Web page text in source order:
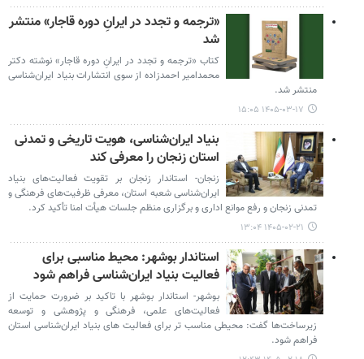
«ترجمه و تجدد در ایرانِ دوره قاجار» منتشر
شد
کتاب «ترجمه و تجدد در ایرانِ دوره قاجار» نوشته دکتر
محمدامیر احمدزاده از سوی انتشارات بنیاد ایران‌شناسی
منتشر شد.
۱۴۰۵-۰۳-۱۷ ۱۵:۰۵
بنیاد ایران‌شناسی، هویت تاریخی و تمدنی
استان زنجان را معرفی کند
زنجان- استاندار زنجان بر تقویت فعالیت‌های بنیاد
ایران‌شناسی شعبه استان، معرفی ظرفیت‌های فرهنگی و
تمدنی زنجان و رفع موانع اداری و برگزاری منظم جلسات هیأت امنا تأکید کرد.
۱۴۰۵-۰۲-۲۱ ۱۳:۰۴
استاندار بوشهر: محیط مناسبی برای
فعالیت‌ بنیاد ایران‌شناسی فراهم شود
بوشهر- استاندار بوشهر با تاکید بر ضرورت حمایت از
فعالیت‌های علمی، فرهنگی و پژوهشی و توسعه
زیرساخت‌ها گفت: محیطی مناسب تر برای فعالیت‌ های بنیاد ایران‌شناسی استان
فراهم شود.